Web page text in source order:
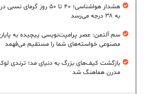
هشدار هواشناسی؛ ۴۰ تا ۵۰
به ۳۸ درجه می‌رسد
سم آلتمن: عصر پرامپت‌نویسی پیچیده به
مصنوعی خواسته‌های شما را مستقیم می‌فهمد
بازگشت کیف‌های بزرگ به دنیای مد؛ ترندی
مدرن هماهنگ شد